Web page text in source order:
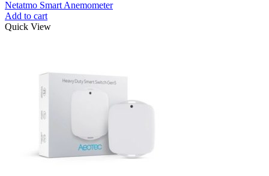
Netatmo Smart Anemometer
Add to cart
Quick View